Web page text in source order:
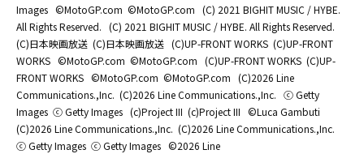
Images ©MotoGP.com ©MotoGP.com (C) 2021 BIGHIT MUSIC / HYBE.
All Rights Reserved. (C) 2021 BIGHIT MUSIC / HYBE. All Rights Reserved.
(C)日本映画放送 (C)日本映画放送 (C)UP-FRONT WORKS (C)UP-FRONT
WORKS ©MotoGP.com ©MotoGP.com (C)UP-FRONT WORKS (C)UP-
FRONT WORKS ©MotoGP.com ©MotoGP.com (C)2026 Line
Communications.,Inc. (C)2026 Line Communications.,Inc. ⓒ Getty
Images ⓒ Getty Images (c)Project III (c)Project III ©Luca Gambuti
(C)2026 Line Communications.,Inc. (C)2026 Line Communications.,Inc.
ⓒ Getty Images ⓒ Getty Images ©2026 Line